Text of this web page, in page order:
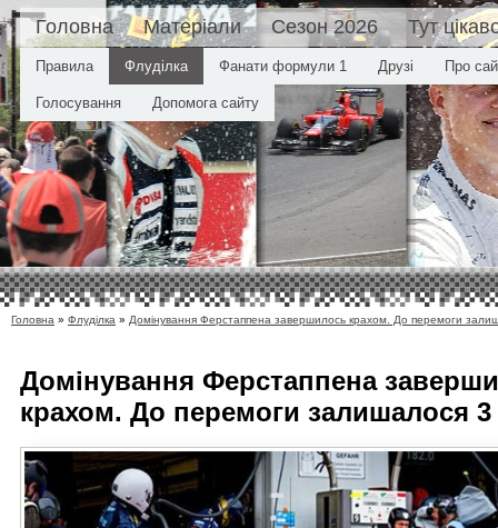
Головна Матеріали Сезон 2026 Тут
Правила Флуділка Фанати формули 1 Друзі Про
Голосування Допомога сайту
Головна » Флуділка » Домінування Ферстаппена завершилось крахом. До перемоги
Домінування Ферстаппена
крахом. До перемоги залишалося 3